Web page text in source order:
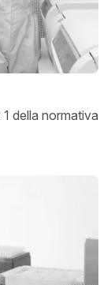
della normativa